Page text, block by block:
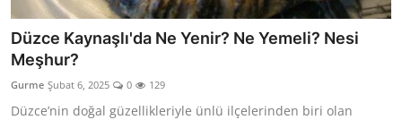
Popüler Kültür & Mutfak Tarihi
Mutfak Temizliği & Pratik Bilgiler
Anne & Bebek Beslenmesi
Düzce Kaynaşlı'da Ne Yenir? Ne Yemeli? Nesi
Meşhur?
Gurme Şubat 6, 2025 0 129
Düzce’nin doğal güzellikleriyle ünlü ilçelerinden biri olan